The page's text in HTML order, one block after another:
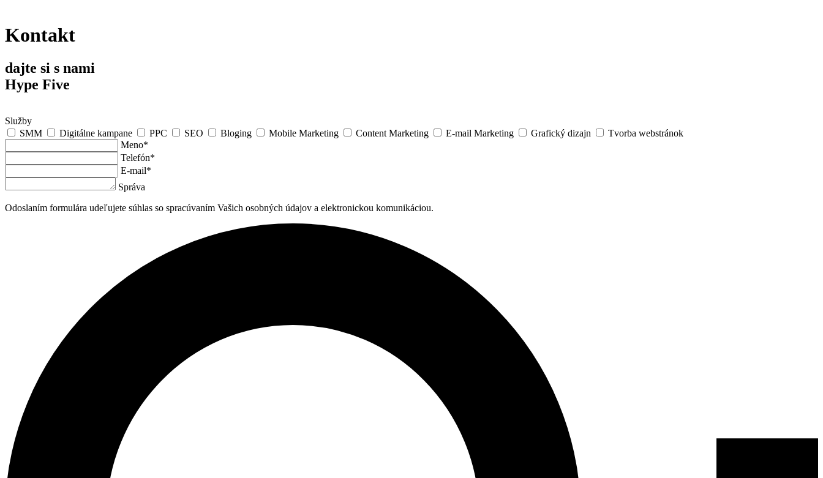
Kontakt
dajte si s nami
Hype Five
Služby
SMM
Digitálne kampane PPC SEO Bloging Mobile Marketing Content Marketing E-mail Marketing Grafický dizajn
Tvorba webstránok
Meno*
Telefón*
E-mail*
Správa
Odoslaním formulára udeľujete súhlas so spracúvaním Vašich osobných údajov a elektronickou komunikáciou.